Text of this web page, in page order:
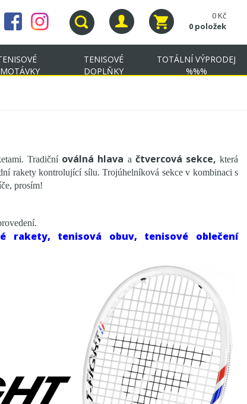
0 Kč
0 položek
TENISOVÉ
DOPLŇKY
TOTÁLNÍ VÝPRODEJ
%%%
Tradiční oválná hlava a čtvercová sekce, která
rakety kontrolující sílu. Trojúhelníková sekce v kombinaci s
prosím!
rakety, tenisová obuv, tenisové oblečení